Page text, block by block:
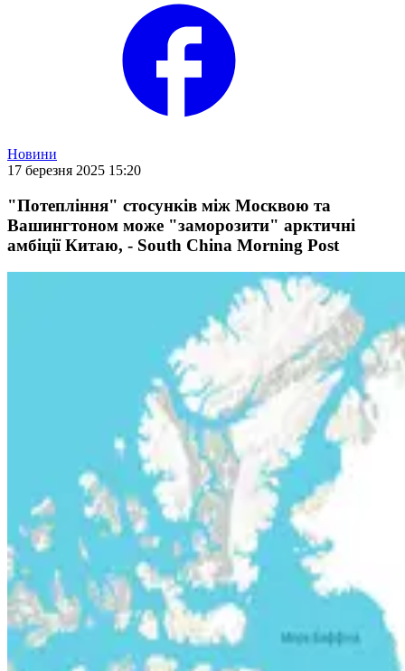
Новини
17 березня 2025 15:20
"Потепління" стосунків між Москвою та
Вашингтоном може "заморозити" арктичні
амбіції Китаю, - South China Morning Post